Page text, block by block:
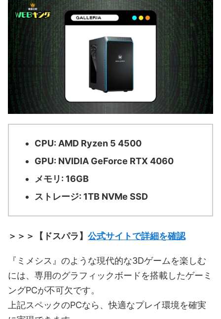
CPU: AMD Ryzen 5 4500
GPU: NVIDIA GeForce RTX 4060
メモリ: 16GB
ストレージ: 1TB NVMe SSD
＞＞＞【ドスパラ】 公式サイトで詳細を確認
『ミメシス』のような現代的な3Dゲームを楽しむ
には、専用のグラフィックボードを搭載したゲーミ
ングPCが不可欠です。
上記スペックのPCなら、快適なプレイ環境を確実